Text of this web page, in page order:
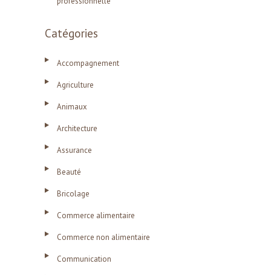
Catégories
Accompagnement
Agriculture
Animaux
Architecture
Assurance
Beauté
Bricolage
Commerce alimentaire
Commerce non alimentaire
Communication